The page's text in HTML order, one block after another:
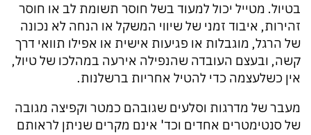
בטיול. מטייל יכול למעוד בשל חוסר תשומת לב או חוסר
זהירות, איבוד זמני של שיווי המשקל או הנחה לא נכונה
של הרגל, מוגבלות או פגיעות אישית או אפילו תוואי דרך
קשה, ובעצם העובדה שהנפילה אירעה במהלכו של טיול,
אין כשלעצמה כדי להטיל אחריות ברשלנות.
מעבר של מדרגות וסלעים שגובהם כמטר וקפיצה מגובה
של סנטימטרים אחדים וכד' אינם מקרים שניתן לראותם